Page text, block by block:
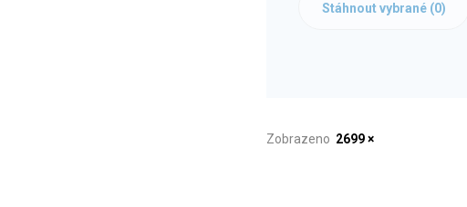
Stáhnout vybrané (0)
Zobrazeno 2699 ×